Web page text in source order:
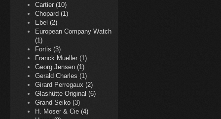
Cartier (10)
Chopard (1)
Ebel (2)
European Company Watch
(1)
Fortis (3)
Franck Mueller (1)
Georg Jensen (1)
Gerald Charles (1)
Girard Perregaux (2)
Glashütte Original (6)
Grand Seiko (3)
H. Moser & Cie (4)